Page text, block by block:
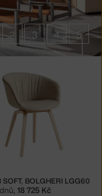
2 3 4 5
SOFT, BOLGHERI LGG60
, 18 725 Kč